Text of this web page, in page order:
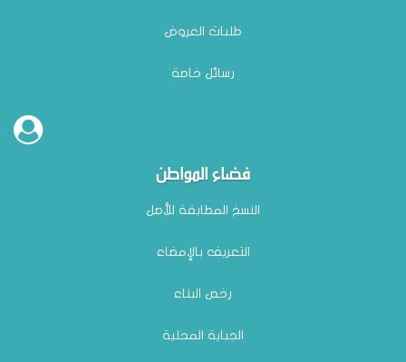
طلبات العروض
رسائل خاصة
فضاء المواطن
النسخ المطابقة للأصل
التعريف بالإمضاء
رخص البناء
الجباية المحلية